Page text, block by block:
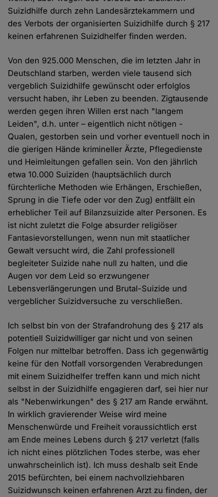
Suizidhilfe durch zehn Landesärztekammern und
des Verbots der organisierten Suizidhilfe durch § 217
keinen erfahrenen Suizidhelfer finden werden.
Von den 925.000 Menschen, die im letzten Jahr in
Deutschland starben, werden viele tausend sich
vergeblich Suizidhilfe gewünscht oder erfolglos
versucht haben, ihr Leben zu beenden. Zigtausende
werden gegen ihren Willen erst nach "langem
Leiden", d.h. unter – eigentlich nicht nötigen -
Qualen, gestorben sein und vorher eventuell noch in
die gierigen Hände krimineller Ärzte, Pflegedienste
und Heimleitungen gefallen sein. Von den jährlich
etwa 10.000 Suiziden (hauptsächlich durch
fürchterliche Methoden wie Erhängen, Erschießen,
Sprung in die Tiefe oder vor den Zug) entfällt ein
erheblicher Teil auf Bilanzsuizide alter Personen. Es
ist nicht zuletzt die Folge absurder religiöser
Fantasievorstellungen, wenn nun mit staatlicher
Gewalt versucht wird, die Zahl professionell
begleiteter Suizide nahe null zu halten, und die
Augen vor dem Leid so erzwungener
Lebensverlängerungen und Brutal-Suizide und
vergeblicher Suizidversuche zu verschließen.
Ich selbst bin von der Strafandrohung des § 217 als
potentiell Suizidwilliger gar nicht und von seinen
Folgen nur mittelbar betroffen. Dass ich gegenwärtig
keine für den Notfall vorsorgenden Verabredungen
mit einem Suizidhelfer treffen kann und mich nicht
selbst in der Suizidhilfe engagieren darf, sei hier nur
als "Nebenwirkungen" des § 217 am Rande erwähnt.
In wirklich gravierender Weise wird meine
Menschenwürde und Freiheit voraussichtlich erst
am Ende meines Lebens durch § 217 verletzt (falls
ich nicht eines plötzlichen Todes sterbe, was eher
unwahrscheinlich ist). Ich muss deshalb seit Ende
2015 befürchten, bei einem nachvollziehbaren
Suizidwunsch keinen erfahrenen Arzt zu finden, der